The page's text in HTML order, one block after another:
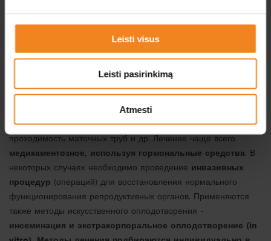
Leisti visus
Leisti pasirinkimą
Atmesti
и стресс.
включает в себя гинекологическое ультразвуковое
исследование, гормональные анализы, анализ спермы
партнера и дополнительные исследования по медицинским
показаниям, например, генетические анализы, тест на
проходимость маточных труб и др. Лечение чаще всего
медикаментозное, используя гормональные средства. В
некоторых случаях необходимо проведение инвазивных
процедур (операций) для восстановления нормального
функционирования репродуктивных органов. Применяются
также методы искусственного оплодотворения -
инсеминация и экстракорпоральное оплодотворение (in